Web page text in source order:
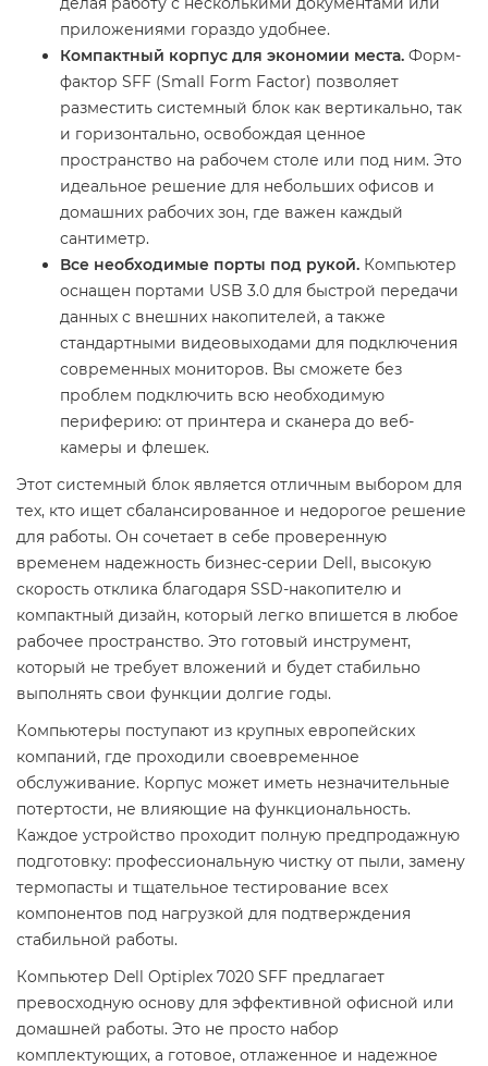
приложениями гораздо удобнее.
Компактный корпус для экономии места. Форм-
фактор SFF (Small Form Factor) позволяет
разместить системный блок как вертикально, так
и горизонтально, освобождая ценное
пространство на рабочем столе или под ним. Это
идеальное решение для небольших офисов и
домашних рабочих зон, где важен каждый
сантиметр.
Все необходимые порты под рукой. Компьютер
оснащен портами USB 3.0 для быстрой передачи
данных с внешних накопителей, а также
стандартными видеовыходами для подключения
современных мониторов. Вы сможете без
проблем подключить всю необходимую
периферию: от принтера и сканера до веб-
камеры и флешек.
Этот системный блок является отличным выбором для
тех, кто ищет сбалансированное и недорогое решение
для работы. Он сочетает в себе проверенную
временем надежность бизнес-серии Dell, высокую
скорость отклика благодаря SSD-накопителю и
компактный дизайн, который легко впишется в любое
рабочее пространство. Это готовый инструмент,
который не требует вложений и будет стабильно
выполнять свои функции долгие годы.
Компьютеры поступают из крупных европейских
компаний, где проходили своевременное
обслуживание. Корпус может иметь незначительные
потертости, не влияющие на функциональность.
Каждое устройство проходит полную предпродажную
подготовку: профессиональную чистку от пыли, замену
термопасты и тщательное тестирование всех
компонентов под нагрузкой для подтверждения
стабильной работы.
Компьютер Dell Optiplex 7020 SFF предлагает
превосходную основу для эффективной офисной или
домашней работы. Это не просто набор
комплектующих, а готовое, отлаженное и надежное